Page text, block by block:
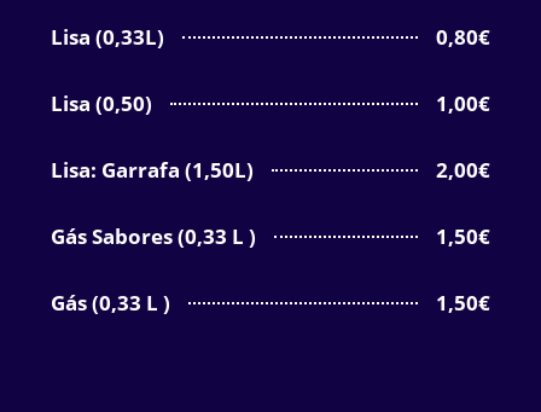
Lisa (0,33L) 0,80€
Lisa (0,50) 1,00€
Lisa: Garrafa (1,50L) 2,00€
Gás Sabores (0,33 L ) 1,50€
Gás (0,33 L ) 1,50€